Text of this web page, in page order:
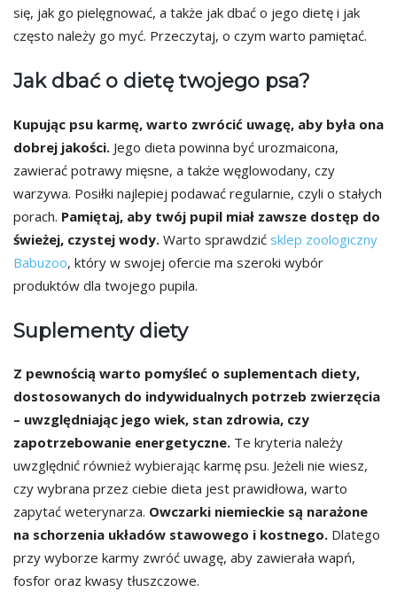
się, jak go pielęgnować, a także jak dbać o jego dietę i jak
często należy go myć. Przeczytaj, o czym warto pamiętać.
Jak dbać o dietę twojego psa?
Kupując psu karmę, warto zwrócić uwagę, aby była ona
dobrej jakości. Jego dieta powinna być urozmaicona,
zawierać potrawy mięsne, a także węglowodany, czy
warzywa. Posiłki najlepiej podawać regularnie, czyli o stałych
porach. Pamiętaj, aby twój pupil miał zawsze dostęp do
świeżej, czystej wody. Warto sprawdzić sklep zoologiczny
Babuzoo, który w swojej ofercie ma szeroki wybór
produktów dla twojego pupila.
Suplementy diety
Z pewnością warto pomyśleć o suplementach diety,
dostosowanych do indywidualnych potrzeb zwierzęcia
– uwzględniając jego wiek, stan zdrowia, czy
zapotrzebowanie energetyczne. Te kryteria należy
uwzględnić również wybierając karmę psu. Jeżeli nie wiesz,
czy wybrana przez ciebie dieta jest prawidłowa, warto
zapytać weterynarza. Owczarki niemieckie są narażone
na schorzenia układów stawowego i kostnego. Dlatego
przy wyborze karmy zwróć uwagę, aby zawierała wapń,
fosfor oraz kwasy tłuszczowe.